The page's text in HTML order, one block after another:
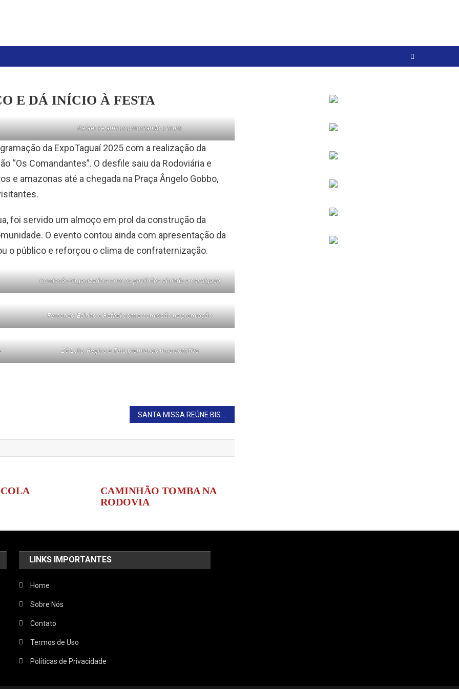
E DÁ INÍCIO À FESTA
Rafael se arriscou montando o touro
da ExpoTaguaí 2025 com a realização da
“Os Comandantes”. O desfile saiu da Rodoviária e
e amazonas até a chegada na Praça Ângelo Gobbo,
foi servido um almoço em prol da construção da
O evento contou ainda com apresentação da
o público e reforçou o clima de confraternização.
Comissão Organizadora com os pavilhões abrindo a cavalgada
Fernando, Edinho e Rafael com a comissão na premiação
Zé Loko, Regina e Tatu premiando uma comitiva
CAMINHÃO TOMBA NA
RODOVIA
LINKS IMPORTANTES
Home
Sobre Nós
Contato
Termos de Uso
Políticas de Privacidade